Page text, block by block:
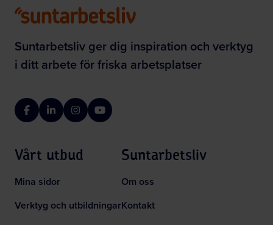
Suntarbetsliv ger dig inspiration och verktyg
i ditt arbete för friska arbetsplatser
FacebookLinkedInInstagramYouTube
Vårt utbud
Mina sidor
Verktyg och utbildningar
Suntarbetsliv
Om oss
Kontakt